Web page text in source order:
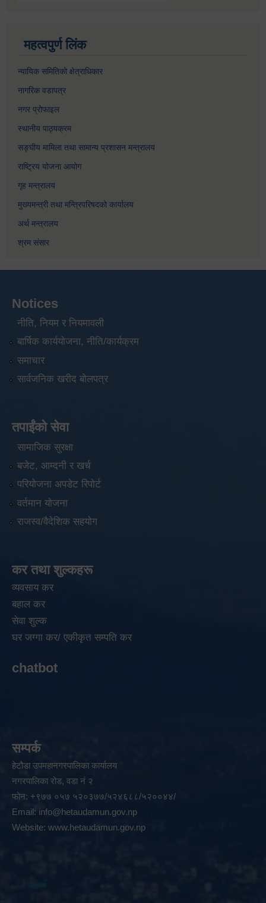
महत्वपुर्ण लिंक
न्यायिक समितिको क्षेत्राधिकार
नागरिक वडापत्र
नगर प्रोफाइल
स्थानीय पाठ्यक्रम
सङ्घीय मामिला तथा सामान्य प्रशासन मन्त्रालय
राष्ट्रिय योजना आयोग
गृह मन्त्रालय
मुख्यमन्त्री तथा मन्त्रिपरिषदको कार्यालय
अर्थ मन्त्रालय
श्रम संसार
Notices
नीति, नियम र नियमावली
बार्षिक कार्ययोजना, नीति/कार्यक्रम
समाचार
सार्वजनिक खरीद बोलपत्र
तपाईंको सेवा
सामाजिक सुरक्षा
बजेट, आम्दनी र खर्च
परियोजना अपडेट रिपोर्ट
वर्तमान योजना
राजस्व/वैदेशिक सहयोग
कर तथा शुल्कहरू
व्यवसाय कर
बहाल कर
सेवा शुल्क
घर जग्गा कर/ एकीकृत सम्पति कर
chatbot
सम्पर्क
हेटौडा उपमहानगरपालिका कार्यालय
नगरपालिका रोड, वडा नं २
फोन: +९७७ ०५७ ५२०३७७/५२४६८८/५२००४४/
Email: info@hetaudamun.gov.np
Website: www.hetaudamun.gov.np